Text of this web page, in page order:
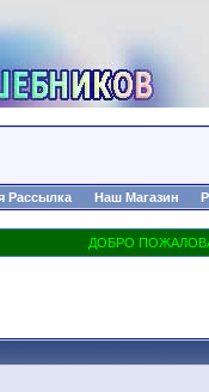
Рассылка Наш Магазин